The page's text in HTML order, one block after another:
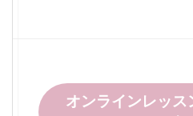
オンラインレッス